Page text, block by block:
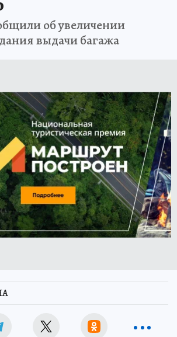
об увеличении
выдачи багажа